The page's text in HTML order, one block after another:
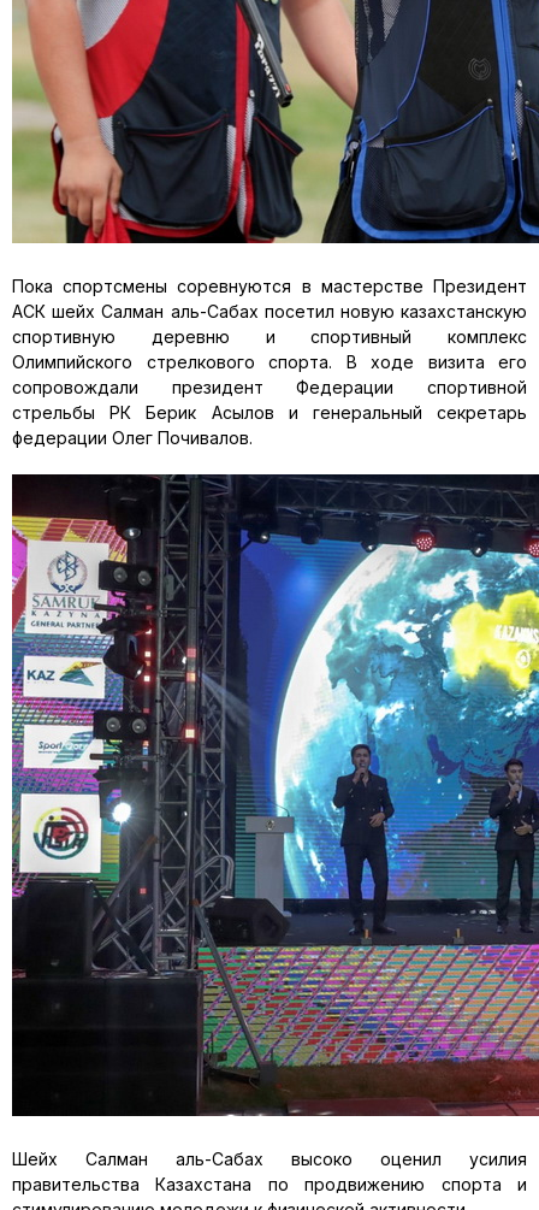
Пока спортсмены соревнуются в мастерстве Президент
АСК шейх Салман аль-Сабах посетил новую казахстанскую
спортивную деревню и спортивный комплекс
Олимпийского стрелкового спорта. В ходе визита его
сопровождали президент Федерации спортивной
стрельбы РК Берик Асылов и генеральный секретарь
федерации Олег Почивалов.
Шейх Салман аль-Сабах высоко оценил усилия
правительства Казахстана по продвижению спорта и